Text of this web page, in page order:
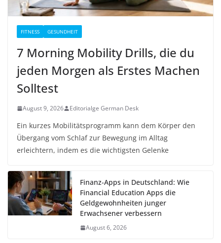
FITNESS GESUNDHEIT
7 Morning Mobility Drills, die du
jeden Morgen als Erstes Machen
Solltest
August 9, 2026 Editorialge German Desk
Ein kurzes Mobilitätsprogramm kann dem Körper den
Übergang vom Schlaf zur Bewegung im Alltag
erleichtern, indem es die wichtigsten Gelenke
Finanz-Apps in Deutschland: Wie
Financial Education Apps die
Geldgewohnheiten junger
Erwachsener verbessern
August 6, 2026